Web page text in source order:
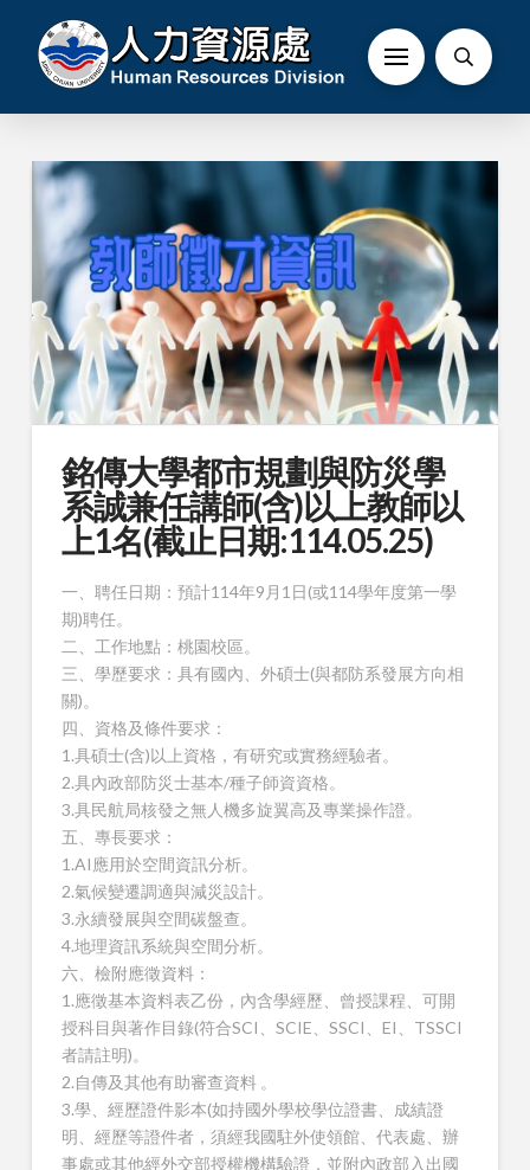
銘傳大學都市規劃與防災學
系誠兼任講師(含)以上教師以
上1名(截止日期:114.05.25)
一、聘任日期：預計114年9月1日(或114學年度第一學
期)聘任。
二、工作地點：桃園校區。
三、學歷要求：具有國內、外碩士(與都防系發展方向相
關)。
四、資格及條件要求：
1.具碩士(含)以上資格，有研究或實務經驗者。
2.具內政部防災士基本/種子師資資格。
3.具民航局核發之無人機多旋翼高及專業操作證。
五、專長要求：
1.AI應用於空間資訊分析。
2.氣候變遷調適與減災設計。
3.永續發展與空間碳盤查。
4.地理資訊系統與空間分析。
六、檢附應徵資料：
1.應徵基本資料表乙份，內含學經歷、曾授課程、可開
授科目與著作目錄(符合SCI、SCIE、SSCI、EI、TSSCI
者請註明)。
2.自傳及其他有助審查資料 。
3.學、經歷證件影本(如持國外學校學位證書、成績證
明、經歷等證件者，須經我國駐外使領館、代表處、辦
事處或其他經外交部授權機構驗證，並附內政部入出國